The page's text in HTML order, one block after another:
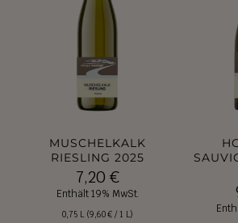
MUSCHELKALK
RIESLING 2025
7,20€
Enthält 19% MwSt.
0,75 L (9,60€ / 1 L)